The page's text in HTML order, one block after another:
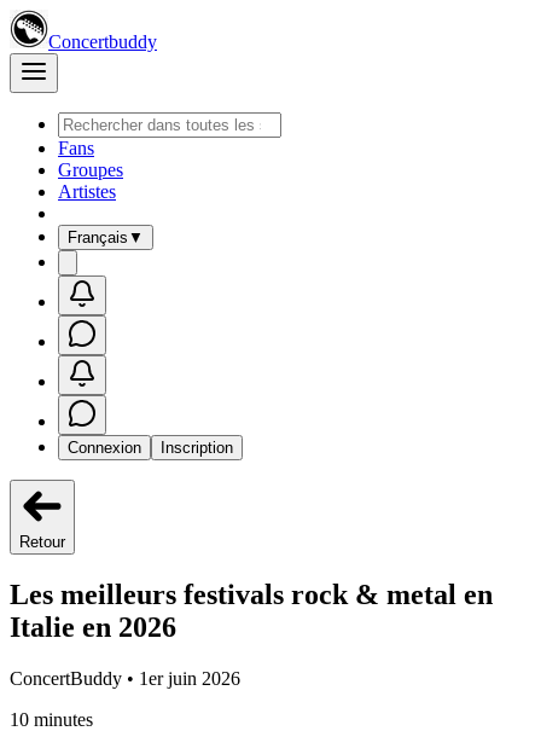
Concertbuddy
Fans
Groupes
Artistes
Français ▼
Connexion Inscription
Retour
Les meilleurs festivals rock & metal en
Italie en 2026
ConcertBuddy • 1er juin 2026
10 minutes